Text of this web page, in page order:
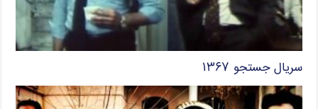
سریال جستجو ۱۳۶۷